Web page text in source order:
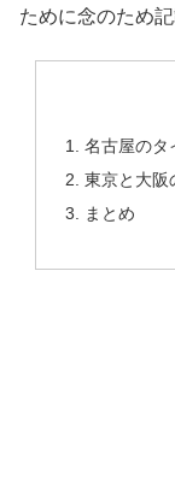
ために念のため
名古屋のタ
東京と大阪
まとめ